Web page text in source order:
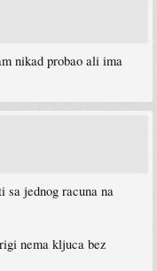
nikad probao ali ima
jednog racuna na
nema kljuca bez